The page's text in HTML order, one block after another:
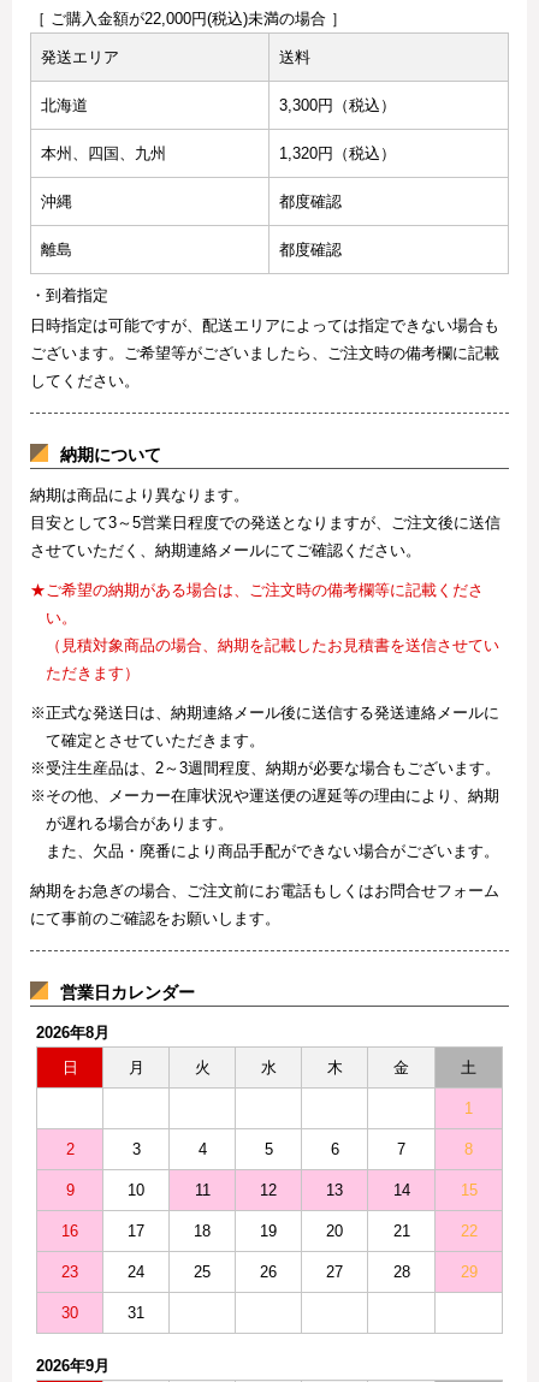
［ ご購入金額が22,000円(税込)未満の場合 ］
発送エリア 送料
北海道 3,300円（税込）
本州、四国、九州 1,320円（税込）
沖縄 都度確認
離島 都度確認
・到着指定
日時指定は可能ですが、配送エリアによっては指定できない場合も
ございます。ご希望等がございましたら、ご注文時の備考欄に記載
してください。
納期について
納期は商品により異なります。
目安として3～5営業日程度での発送となりますが、ご注文後に送信
させていただく、納期連絡メールにてご確認ください。
★ご希望の納期がある場合は、ご注文時の備考欄等に記載くださ
い。
（見積対象商品の場合、納期を記載したお見積書を送信させてい
ただきます）
※正式な発送日は、納期連絡メール後に送信する発送連絡メールに
て確定とさせていただきます。
※受注生産品は、2～3週間程度、納期が必要な場合もございます。
※その他、メーカー在庫状況や運送便の遅延等の理由により、納期
が遅れる場合があります。
また、欠品・廃番により商品手配ができない場合がございます。
納期をお急ぎの場合、ご注文前にお電話もしくはお問合せフォーム
にて事前のご確認をお願いします。
営業日カレンダー
2026年8月
日
月 火 水 木 金 土
1
2 3 4 5 6 7 8
9 10 11 12 13 14 15
16 17 18 19 20 21 22
23 24 25 26 27 28 29
30 31
2026年9月